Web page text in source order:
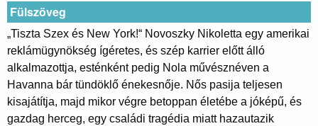
Fülszöveg
„Tiszta Szex és New York!“ Novoszky Nikoletta egy amerikai
reklámügynökség ígéretes, és szép karrier előtt álló
alkalmazottja, esténként pedig Nola művésznéven a
Havanna bár tündöklő énekesnője. Nős pasija teljesen
kisajátítja, majd mikor végre betoppan életébe a jóképű, és
gazdag herceg, egy családi tragédia miatt hazautazik